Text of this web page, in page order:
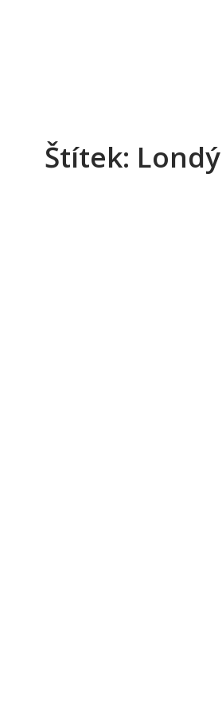
Štítek: